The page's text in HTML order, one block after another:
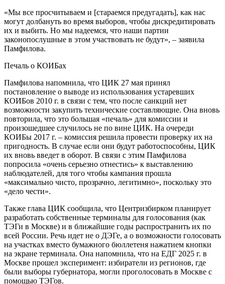
«Мы все просчитываем и [стараемся предугадать], как нас
могут долбануть во время выборов, чтобы дискредитировать
их и выбить. Но мы надеемся, что наши партии
законопослушные в этом участвовать не будут», – заявила
Памфилова.
Печаль о КОИБах
Памфилова напомнила, что ЦИК 27 мая принял
постановление о выводе из использования устаревших
КОИБов 2010 г. в связи с тем, что после санкций нет
возможности закупить технические составляющие. Она вновь
повторила, что это большая «печаль» для комиссии и
произошедшее случилось не по вине ЦИК. На очереди
КОИБы 2017 г. – комиссия решила провести проверку их на
пригодность. В случае если они будут работоспособны, ЦИК
их вновь введет в оборот. В связи с этим Памфилова
попросила «очень серьезно отнестись» к выставлению
наблюдателей, для того чтобы кампания прошла
«максимально чисто, прозрачно, легитимно», поскольку это
«дело чести».
Также глава ЦИК сообщила, что Центризбирком планирует
разработать собственные терминалы для голосования (как
ТЭГи в Москве) и в ближайшие годы распространить их по
всей России. Речь идет не о ДЭГе, а о возможности голосовать
на участках вместо бумажного бюллетеня нажатием кнопки
на экране терминала. Она напомнила, что на ЕДГ 2025 г. в
Москве прошел эксперимент: избиратели из регионов, где
были выборы губернатора, могли проголосовать в Москве с
помощью ТЭГов.